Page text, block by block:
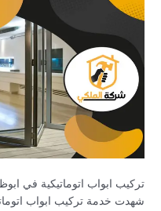
تركيب ابواب اتوماتيكية في
شهدت خدمة تركيب ابواب